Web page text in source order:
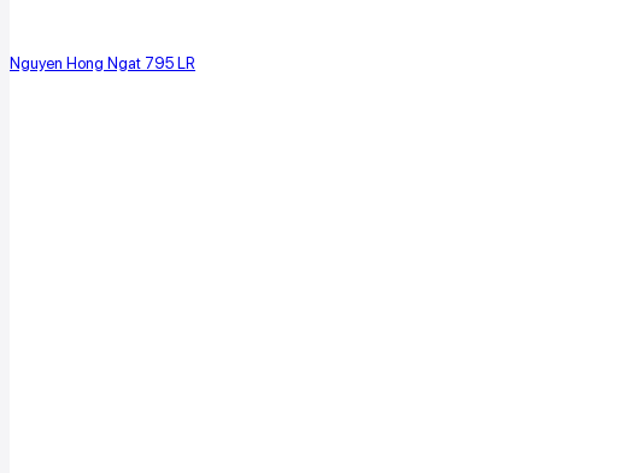
Nguyen Hong Ngat 795 LR